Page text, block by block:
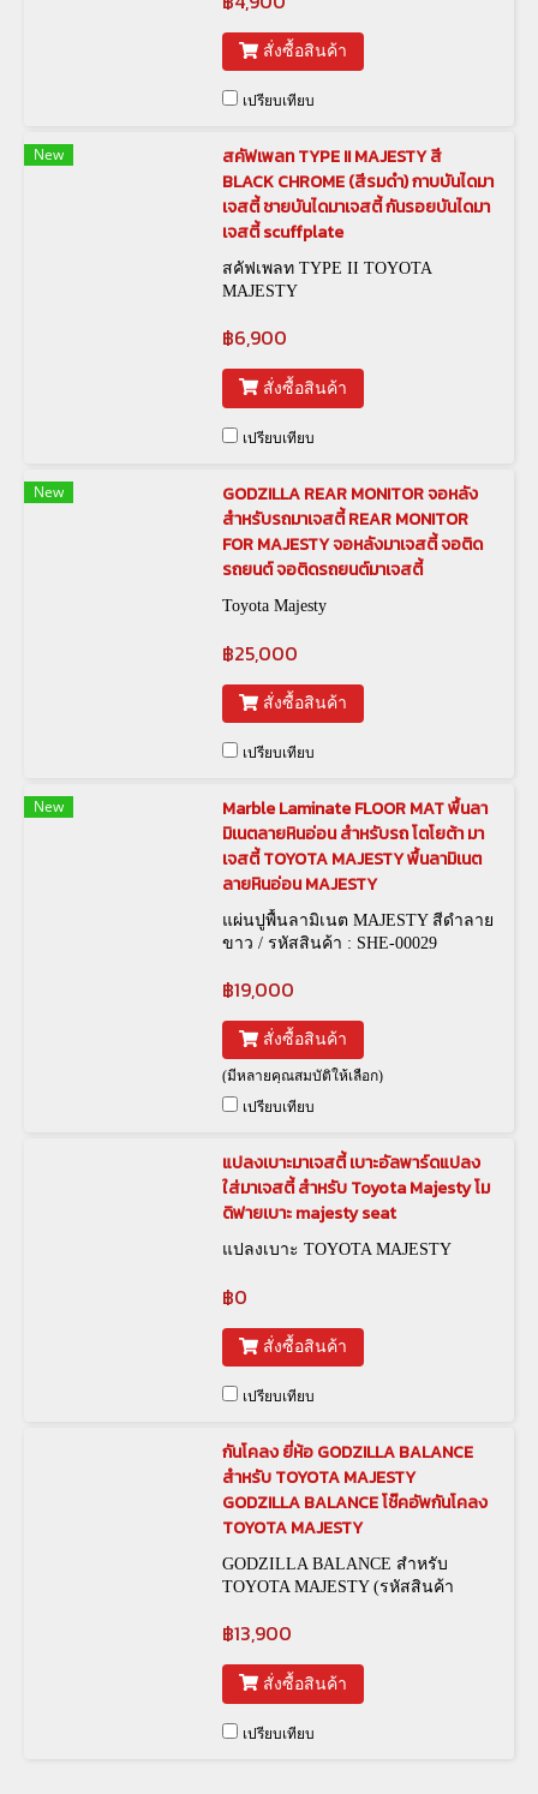
สั่งซื้อสินค้า
เปรียบเทียบ
New
สคัฟเพลท TYPE II MAJESTY สี
BLACK CHROME (สีรมดำ) กาบบันไดมา
เจสตี้ ชายบันไดมาเจสตี้ กันรอยบันไดมา
เจสตี้ scuffplate
สคัฟเพลท TYPE II TOYOTA
MAJESTY
฿6,900
สั่งซื้อสินค้า
เปรียบเทียบ
New
GODZILLA REAR MONITOR จอหลัง
สำหรับรถมาเจสตี้ REAR MONITOR
FOR MAJESTY จอหลังมาเจสตี้ จอติด
รถยนต์ จอติดรถยนต์มาเจสตี้
Toyota Majesty
฿25,000
สั่งซื้อสินค้า
เปรียบเทียบ
New
Marble Laminate FLOOR MAT พื้นลา
มิเนตลายหินอ่อน สำหรับรถ โตโยต้า มา
เจสตี้ TOYOTA MAJESTY พื้นลามิเนต
ลายหินอ่อน MAJESTY
แผ่นปูพื้นลามิเนต MAJESTY สีดำลาย
ขาว / รหัสสินค้า : SHE-00029
฿19,000
สั่งซื้อสินค้า
(มีหลายคุณสมบัติให้เลือก)
เปรียบเทียบ
แปลงเบาะมาเจสตี้ เบาะอัลพาร์ดแปลง
ใส่มาเจสตี้ สำหรับ Toyota Majesty โม
ดิฟายเบาะ majesty seat
แปลงเบาะ TOYOTA MAJESTY
฿0
สั่งซื้อสินค้า
เปรียบเทียบ
กันโคลง ยี่ห้อ GODZILLA BALANCE
สำหรับ TOYOTA MAJESTY
GODZILLA BALANCE โช๊คอัพกันโคลง
TOYOTA MAJESTY
GODZILLA BALANCE สำหรับ
TOYOTA MAJESTY (รหัสสินค้า
฿13,900
สั่งซื้อสินค้า
เปรียบเทียบ